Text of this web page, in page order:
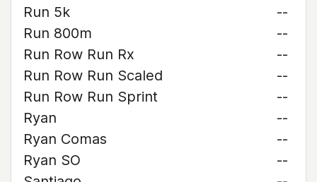
Run 5k
--
Run 800m
--
Run Row Run Rx
--
Run Row Run Scaled
--
Run Row Run Sprint
--
Ryan
--
Ryan Comas
--
Ryan SO
--